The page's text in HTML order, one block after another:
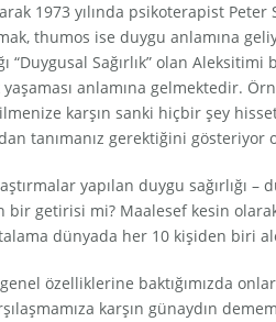
1973 yılında psikoterapist Peter
thumos ise duygu anlamına
“Duygusal Sağırlık” olan
anlamına gelmektedir.
karşın sanki hiçbir şey
tanımanız gerektiğini gösteriyor
yapılan duygu sağırlığı –
bir getirisi mi? Maalesef kesin
dünyada her 10 kişiden biri
özelliklerine baktığımızda
karşın günaydın